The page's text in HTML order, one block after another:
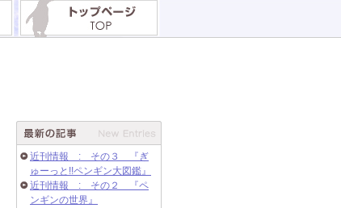
近刊情報 : その３ 『ぎ
ゅーっと!!ペンギン大図鑑』
近刊情報 : その２ 『ペ
ンギンの世界』